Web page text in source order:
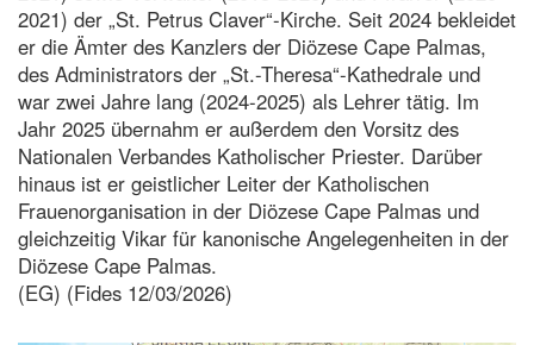
2021) der „St. Petrus Claver“-Kirche. Seit 2024 bekleidet
er die Ämter des Kanzlers der Diözese Cape Palmas,
des Administrators der „St.-Theresa“-Kathedrale und
war zwei Jahre lang (2024-2025) als Lehrer tätig. Im
Jahr 2025 übernahm er außerdem den Vorsitz des
Nationalen Verbandes Katholischer Priester. Darüber
hinaus ist er geistlicher Leiter der Katholischen
Frauenorganisation in der Diözese Cape Palmas und
gleichzeitig Vikar für kanonische Angelegenheiten in der
Diözese Cape Palmas.
(EG) (Fides 12/03/2026)